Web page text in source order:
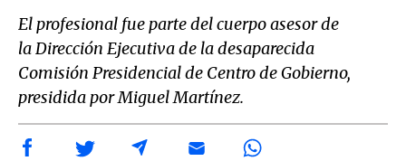
El profesional fue parte del cuerpo asesor de
la Dirección Ejecutiva de la desaparecida
Comisión Presidencial de Centro de Gobierno,
presidida por Miguel Martínez.